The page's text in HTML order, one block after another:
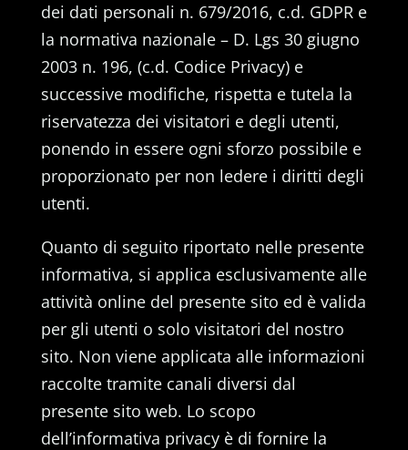
dei dati personali n. 679/2016, c.d. GDPR e
la normativa nazionale – D. Lgs 30 giugno
2003 n. 196, (c.d. Codice Privacy) e
successive modifiche, rispetta e tutela la
riservatezza dei visitatori e degli utenti,
ponendo in essere ogni sforzo possibile e
proporzionato per non ledere i diritti degli
utenti.
Quanto di seguito riportato nelle presente
informativa, si applica esclusivamente alle
attività online del presente sito ed è valida
per gli utenti o solo visitatori del nostro
sito. Non viene applicata alle informazioni
raccolte tramite canali diversi dal
presente sito web. Lo scopo
dell’informativa privacy è di fornire la